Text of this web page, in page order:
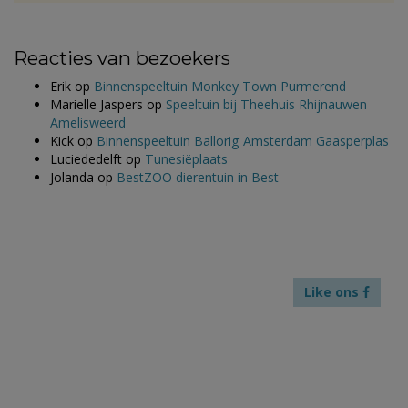
Reacties van bezoekers
Erik op Binnenspeeltuin Monkey Town Purmerend
Marielle Jaspers op Speeltuin bij Theehuis Rhijnauwen
Amelisweerd
Kick op Binnenspeeltuin Ballorig Amsterdam Gaasperplas
Luciededelft op Tunesiëplaats
Jolanda op BestZOO dierentuin in Best
Like ons